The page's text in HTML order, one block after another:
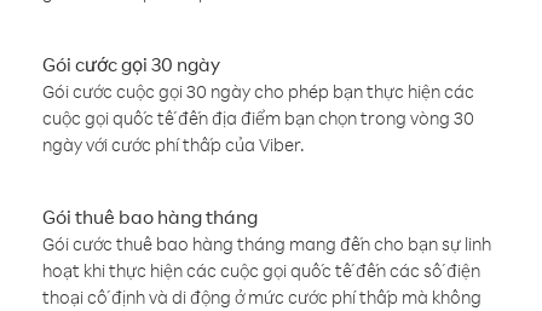
Gói cước gọi 30 ngày
Gói cước cuộc gọi 30 ngày cho phép bạn thực hiện các
cuộc gọi quốc tế đến địa điểm bạn chọn trong vòng 30
ngày với cước phí thấp của Viber.
Gói thuê bao hàng tháng
Gói cước thuê bao hàng tháng mang đến cho bạn sự linh
hoạt khi thực hiện các cuộc gọi quốc tế đến các số điện
thoại cố định và di động ở mức cước phí thấp mà không